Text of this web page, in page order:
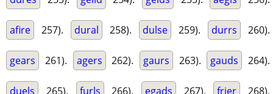
afire 257). dural 258). dulse 259). durrs 260).
gears 261). agers 262). gaurs 263). gauds 264).
duels 265). furls 266). egads 267). frier 268).